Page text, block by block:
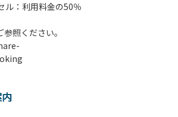
外の宿泊、異なる人数での利用・滞在は
ます。
業行為やご宿泊以外の目的でのご利用
火によるBBQ等はご遠慮願います。
ル：利用料金の50％
照ください。
booking